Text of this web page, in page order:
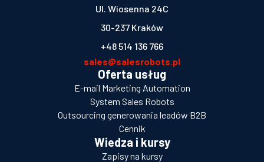
Ul. Wiosenna 24C
30-237 Kraków
+48 514 136 766
sales@salesrobots.pl
Oferta usług
E-mail Marketing Automation
System Sales Robots
Outsourcing generowania leadów B2B
Cennik
Wiedza i kursy
Zapisy na kursy